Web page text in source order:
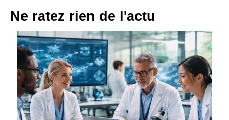
Ne ratez rien de l'actu